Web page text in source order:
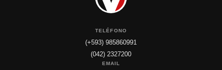
TELÉFONO
(+593) 985860991
(042) 2327200
EMAIL